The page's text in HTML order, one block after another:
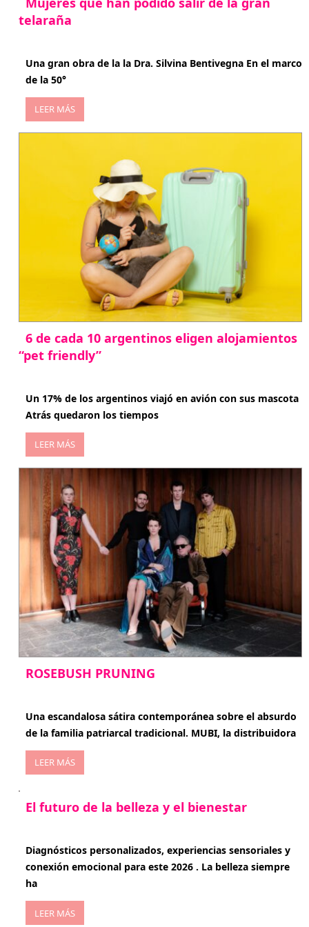
telaraña
Una gran obra de la la Dra. Silvina Bentivegna En el marco
de la 50°
LEER MÁS
6 de cada 10 argentinos eligen alojamientos
“pet friendly”
Un 17% de los argentinos viajó en avión con sus mascota
Atrás quedaron los tiempos
LEER MÁS
ROSEBUSH PRUNING
Una escandalosa sátira contemporánea sobre el absurdo
de la familia patriarcal tradicional. MUBI, la distribuidora
LEER MÁS
El futuro de la belleza y el bienestar
Diagnósticos personalizados, experiencias sensoriales y
conexión emocional para este 2026 . La belleza siempre
ha
LEER MÁS